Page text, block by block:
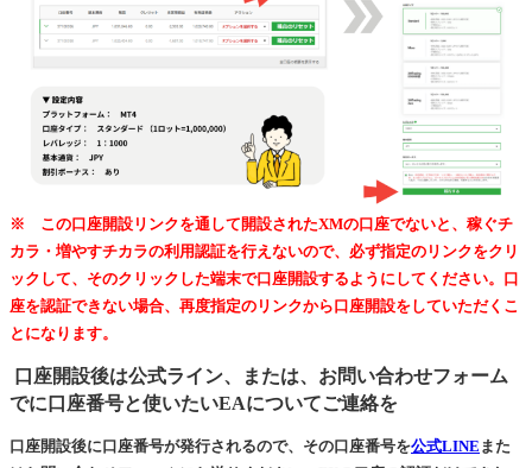
※ この口座開設リンクを通して開設されたXMの口座でないと、稼ぐチ
カラ・増やすチカラの利用認証を行えないので、必ず指定のリンクをクリ
ックして、そのクリックした端末で口座開設するようにしてください。口
座を認証できない場合、再度指定のリンクから口座開設をしていただくこ
とになります。
口座開設後は公式ライン、または、お問い合わせフォーム
でに口座番号と使いたいEAについてご連絡を
口座開設後に口座番号が発行されるので、その口座番号を公式LINE また